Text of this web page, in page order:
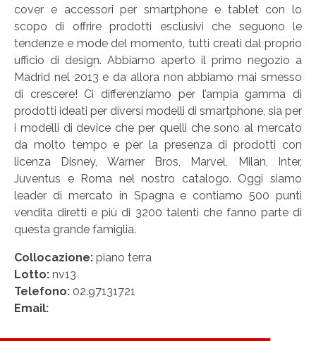
cover e accessori per smartphone e tablet con lo
scopo di offrire prodotti esclusivi che seguono le
tendenze e mode del momento, tutti creati dal proprio
ufficio di design. Abbiamo aperto il primo negozio a
Madrid nel 2013 e da allora non abbiamo mai smesso
di crescere! Ci differenziamo per l’ampia gamma di
prodotti ideati per diversi modelli di smartphone, sia per
i modelli di device che per quelli che sono al mercato
da molto tempo e per la presenza di prodotti con
licenza Disney, Warner Bros, Marvel, Milan, Inter,
Juventus e Roma nel nostro catalogo. Oggi siamo
leader di mercato in Spagna e contiamo 500 punti
vendita diretti e più di 3200 talenti che fanno parte di
questa grande famiglia.
Collocazione: piano terra
Lotto: nv13
Telefono: 02.97131721
Email: